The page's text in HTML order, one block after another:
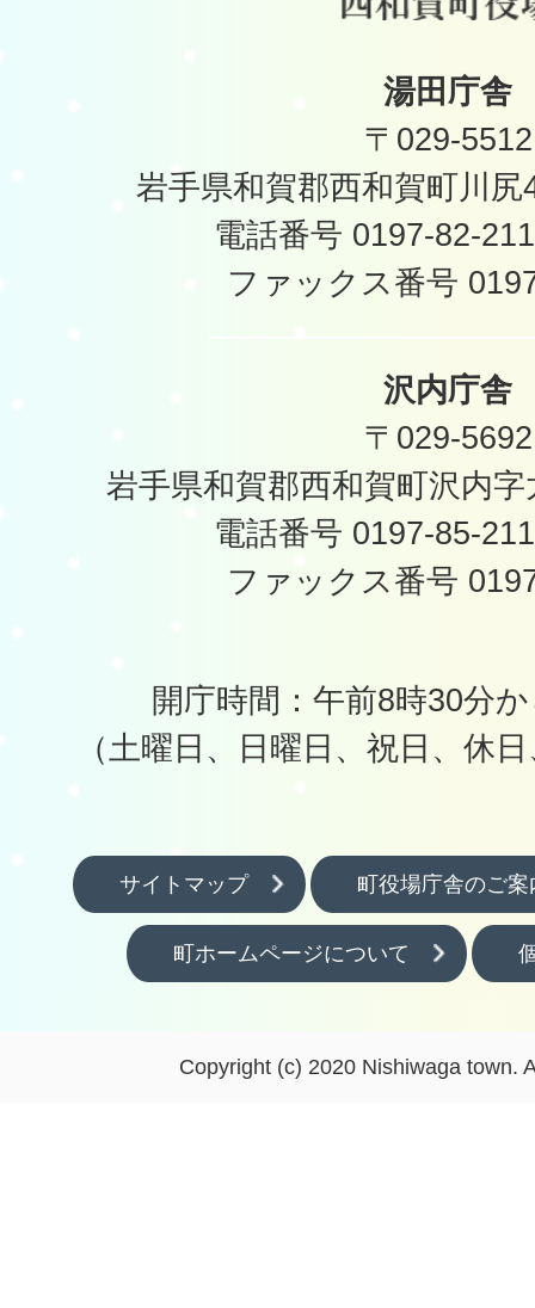
湯田庁舎
〒029-5512
岩手県和賀郡西和賀町川
電話番号 0197-82-
ファックス番号
沢内庁舎
〒029-5692
岩手県和賀郡西和賀町沢内
電話番号 0197-85-
ファックス番号
開庁時間：午前8時30分
（土曜日、日曜日、祝日、休
サイトマップ 町役場庁舎のご案
町ホームページについて
Copyright (c) 2020 Nishiwaga town.